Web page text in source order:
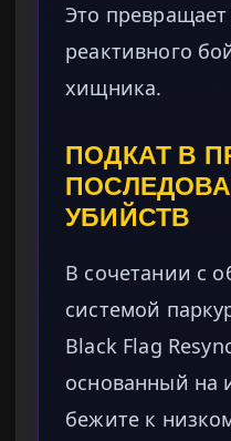
Это
реактивного
хищника.
ПОДКАТ В
УБИЙСТВ
В сочетании с
системой
Black Flag
основанный на
бежите к